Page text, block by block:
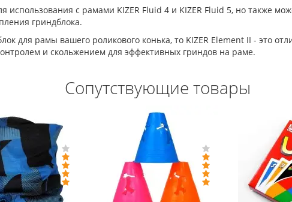
использования с рамами KIZER Fluid 4 и KIZER Fluid 5, но также
гриндблока.
для рамы вашего роликового конька, то KIZER Element II - это
и скольжением для эффективных гриндов на раме.
Сопутствующие товары
-Цена: 150 руб.